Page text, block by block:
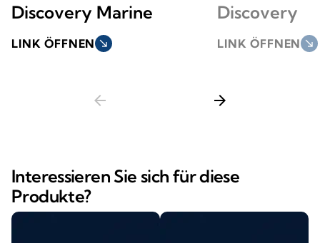
Discovery Marine
LINK ÖFFNEN south_east
Discovery
LINK ÖFFNEN south_east
arrow_back arrow_forward
Interessieren Sie sich für diese
Produkte?